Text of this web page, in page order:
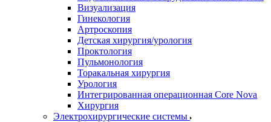
Визуализация
Гинекология
Артроскопия
Детская хирургия/урология
Проктология
Пульмонология
Торакальная хирургия
Урология
Интегрированная операционная Core Nova
Хирургия
Электрохирургические системы